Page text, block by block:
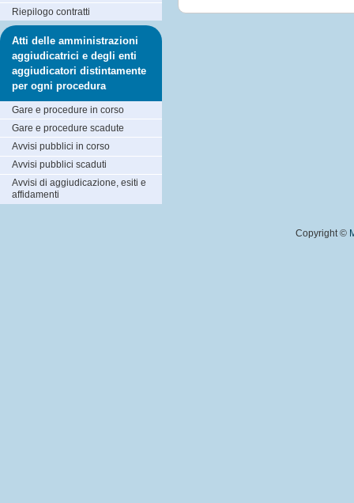
Riepilogo contratti
Atti delle amministrazioni
aggiudicatrici e degli enti
aggiudicatori distintamente
per ogni procedura
Gare e procedure in corso
Gare e procedure scadute
Avvisi pubblici in corso
Avvisi pubblici scaduti
Avvisi di aggiudicazione, esiti e
affidamenti
Copyright ©